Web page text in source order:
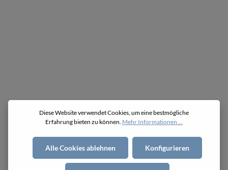
Diese Website verwendet Cookies, um eine bestmögliche
Erfahrung bieten zu können. Mehr Informationen ...
Alle Cookies ablehnen Konfigurieren